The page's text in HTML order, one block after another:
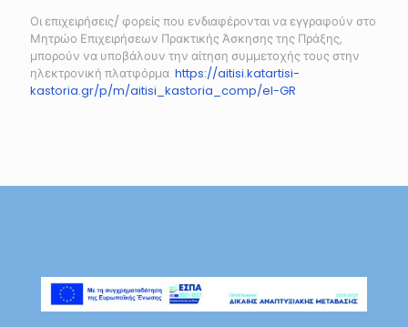
Οι επιχειρήσεις/ φορείς που ενδιαφέρονται να εγγραφούν στο
Μητρώο Επιχειρήσεων Πρακτικής Άσκησης της Πράξης,
μπορούν να υποβάλουν την αίτηση συμμετοχής τους στην
ηλεκτρονική πλατφόρμα https://aitisi.katartisi-
kastoria.gr/p/m/aitisi_kastoria_comp/el-GR